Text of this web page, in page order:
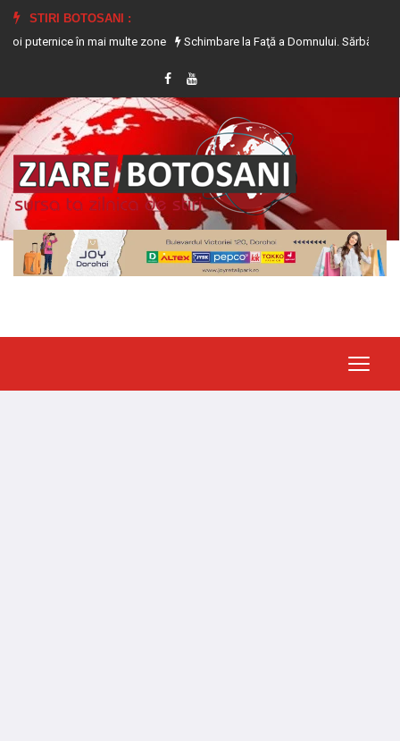
STIRI BOTOSANI :
în mai multe zone
Schimbare la Faţă a Domnului. Sărbătoare cu